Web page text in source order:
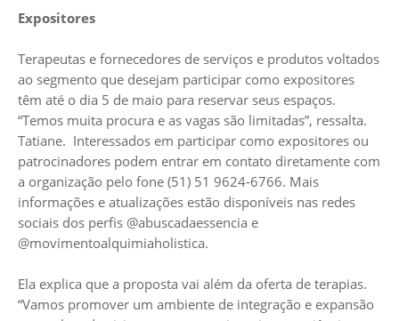
Expositores
Terapeutas e fornecedores de serviços e produtos voltados
ao segmento que desejam participar como expositores
têm até o dia 5 de maio para reservar seus espaços.
“Temos muita procura e as vagas são limitadas”, ressalta.
Tatiane. Interessados em participar como expositores ou
patrocinadores podem entrar em contato diretamente com
a organização pelo fone (51) 51 9624-6766. Mais
informações e atualizações estão disponíveis nas redes
sociais dos perfis @abuscadaessencia e
@movimentoalquimiaholistica.
Ela explica que a proposta vai além da oferta de terapias.
“Vamos promover um ambiente de integração e expansão